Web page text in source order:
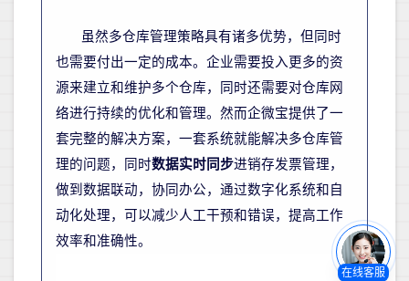
虽然多仓库管理策略具有诸多优势，但同时
也需要付出一定的成本。企业需要投入更多的资
源来建立和维护多个仓库，同时还需要对仓库网
络进行持续的优化和管理。然而企微宝提供了一
套完整的解决方案，一套系统就能解决多仓库管
理的问题，同时数据实时同步进销存发票管理，
做到数据联动，协同办公， 通过数字化系统和自
动化处理，可以减少人工干预和错误，提高工作
效率和准确性。
在线客服